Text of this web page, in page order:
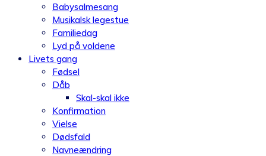
Babysalmesang
Musikalsk legestue
Familiedag
Lyd på voldene
Livets gang
Fødsel
Dåb
Skal-skal ikke
Konfirmation
Vielse
Dødsfald
Navneændring